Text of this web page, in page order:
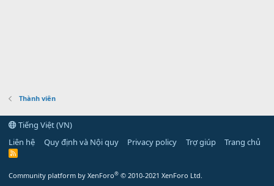
Thành viên
Tiếng Việt (VN)
Liên hệ
Quy định và Nội quy Privacy policy Trợ giúp Trang chủ
R
Community platform by XenForo® © 2010-2021 XenForo Ltd.